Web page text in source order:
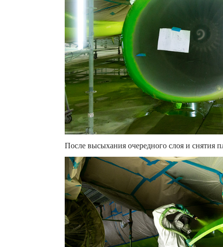
После высыхания очередного слоя и снятия